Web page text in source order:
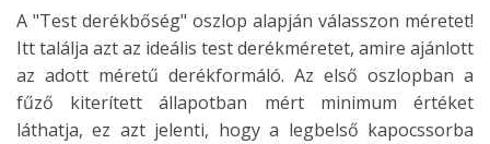
A "Test derékbőség" oszlop alapján válasszon méretet!
Itt találja azt az ideális test derékméretet, amire ajánlott
az adott méretű derékformáló. Az első oszlopban a
fűző kiterített állapotban mért minimum értéket
láthatja, ez azt jelenti, hogy a legbelső kapocssorba